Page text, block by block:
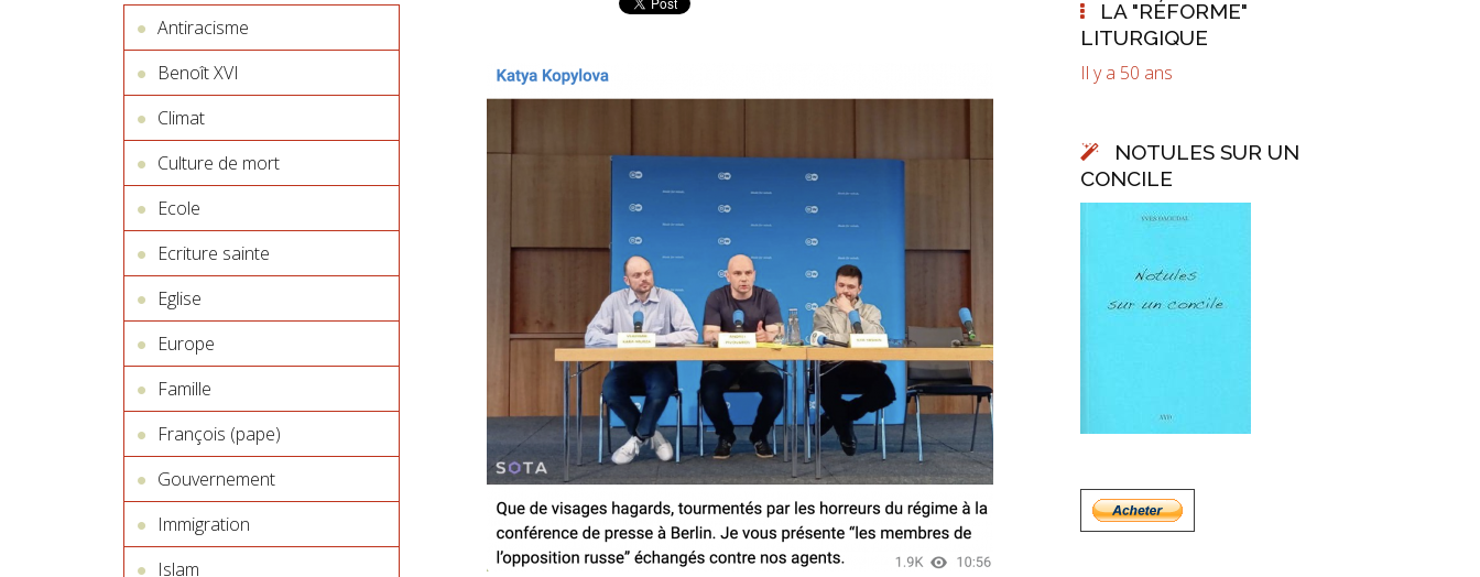
Antiracisme
Benoît XVI
Climat
Culture de mort
Ecole
Ecriture sainte
Eglise
Europe
Famille
François (pape)
Gouvernement
Immigration
Islam
LA "RÉFORME"
LITURGIQUE
Il y a 50 ans
NOTULES SUR UN
CONCILE